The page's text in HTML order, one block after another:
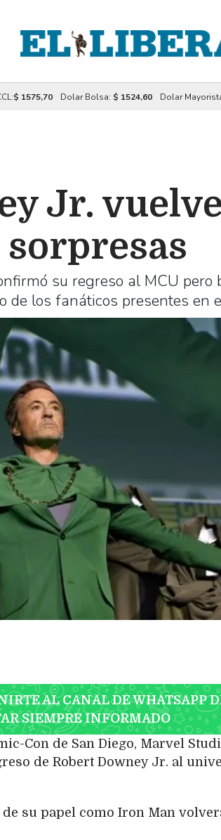
$ 1575,70 Dolar Bolsa: $ 1524,60 Dolar
Jr.
su regreso al MCU pero
de los fanáticos presentes en
AL CANAL DE WHATSAPP
SIEMPRE INFORMADO
Con de San Diego, Marvel
de Robert Downey Jr. al
su papel como Iron Man